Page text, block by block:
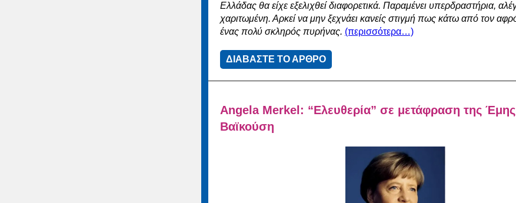
Ελλάδας θα είχε εξελιχθεί διαφορετικά. Παραμένει υπερδραστήρια,
χαριτωμένη. Αρκεί να μην ξεχνάει κανείς στιγμή πως κάτω από τον
ένας πολύ σκληρός πυρήνας. (περισσότερα…)
ΔΙΑΒΑΣΤΕ ΤΟ ΑΡΘΡΟ
Angela Merkel: “Ελευθερία” σε μετάφραση της Έμης
Βαϊκούση